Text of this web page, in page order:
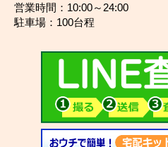
営業時間：10:00～24:00
駐車場：100台程